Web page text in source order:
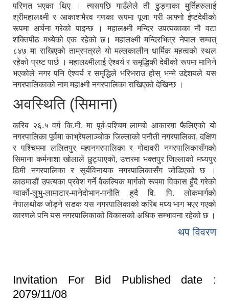
परिणत भएका थिए । त्यसपछि गाउँलेले ती ढुङ्गाका मुर्तिहरुलाई
श्रीमहालक्ष्मी र आकाशभैरव गणका रूपमा पूजा गरी आफ्नो ईष्टदेवीको
रूपमा अर्चना गरेको पाइन्छ । महालक्ष्मी मन्दिर उपत्यकाका नौ वटा
शक्तिपीठ मध्येको एक रहेको छ। महालक्ष्मी मन्दिरभित्र नेपाल सम्वत्
८४७ मा राखिएको ताम्रपत्रले यो मल्लकालीन धार्मिक महत्वको स्थल
रहेको प्रष्ट पार्छ । महालक्ष्मीलाई ऐश्वर्य र समृद्धिकी देवीको रूपमा मानिने
भएकोले नगर पनि ऐश्वर्य र समृद्धिले भरिभराउ होस् भन्ने उद्देशयले यस
नगरपालिकाको नाम महाक्ष्मी नगरपालिका राखिएको देखिन्छ ।
अवस्थिति (सिमाना)
करिब २६.५ वर्ग कि.मी. मा पूर्व-पश्चिम लाम्चो आकारमा फैलिएको यो
नगरपालिका पूर्वमा काभ्रेपलाञ्चोक जिल्लाको पनौती नगरपालिका, दक्षिण
र पश्चिममा ललितपुर महानगरपालिका र गोदावरी नगरपालिकासँगको
सिमाना कर्मनाशा खोलाले छुट्याएको, उत्तरमा भक्तपुर जिल्लाको मध्यपुर
ठिमी नगरपालिका र सूर्यविनायक नगरपालिकासँग जोडिएको छ ।
काठमाडौं उपत्यका प्रवेश गर्ने वैकल्पिक मार्गको रूपमा विकास हुँदै गरेको
ग्वार्को-लुभु-लामाटार-मानेदोभान-पनौति हुदै वि. पि. लोकमार्गको
नेपालथोक जोड्ने सडक यस नगरपालिकाको करिब मध्य भाग भएर गएको
कारणले पनि यस नगरपालिकाको विकासको अधिक सम्भावना रहेको छ ।
थप विवरण
Invitation For Bid Published date :
2079/11/08